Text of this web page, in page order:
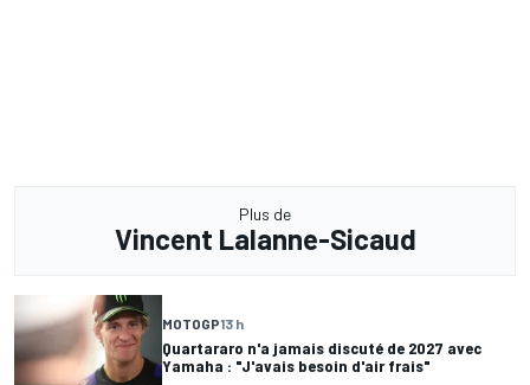
Plus de
Vincent Lalanne-Sicaud
MOTOGP13 h
Quartararo n'a jamais discuté de 2027 avec
Yamaha : "J'avais besoin d'air frais"